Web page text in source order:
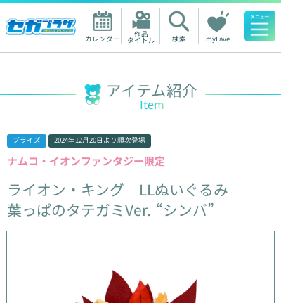
カレンダー 作品
タイトル 検索 myFave
人気ワード
アイテム紹介
Item
プライズ 2024年12月20日 より順次登場
ナムコ・イオンファンタジー限定
ライオン・キング
LLぬいぐるみ
葉っぱのタテガミVer. “シンバ”